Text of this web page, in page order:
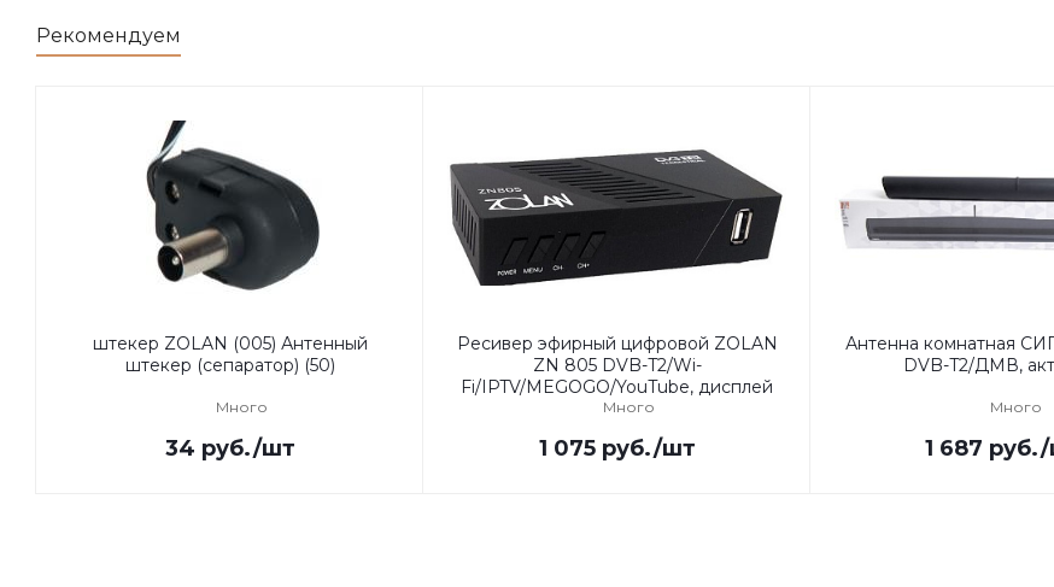
Рекомендуем
штекер ZOLAN (005) Антенный
штекер (сепаратор) (50)
Много
34 руб./шт
Ресивер эфирный цифровой ZOLAN
ZN 805 DVB-T2/Wi-
Fi/IPTV/MEGOGO/YouTube, дисплей
Много
1 075руб./шт
Антенна комнатная
DVB-T2/ДМВ,
Много
1 687 руб./